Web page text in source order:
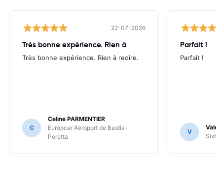
22-07-2026
Très bonne expérience. Rien à
Très bonne expérience. Rien à redire.
C
Celine PARMENTIER
Europcar Aéroport de Bastia-
Poretta
Parfait !
Parfait !
V
Sixt